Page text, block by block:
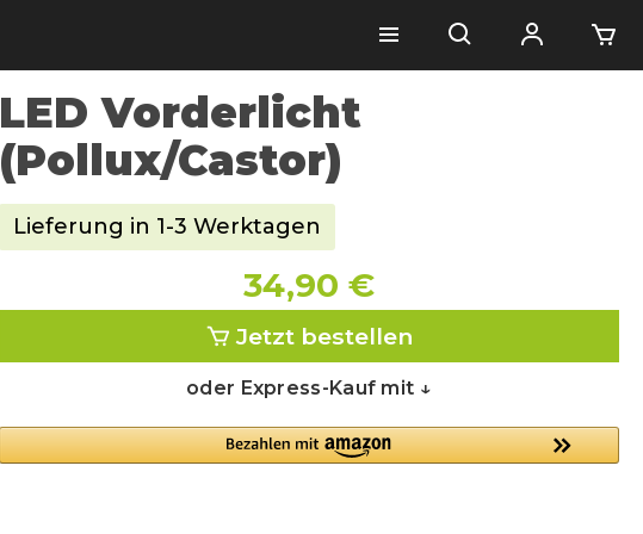
LED Vorderlicht
(Pollux/Castor)
Lieferung in 1-3 Werktagen
34,90 €
Jetzt bestellen
oder Express-Kauf mit ↓